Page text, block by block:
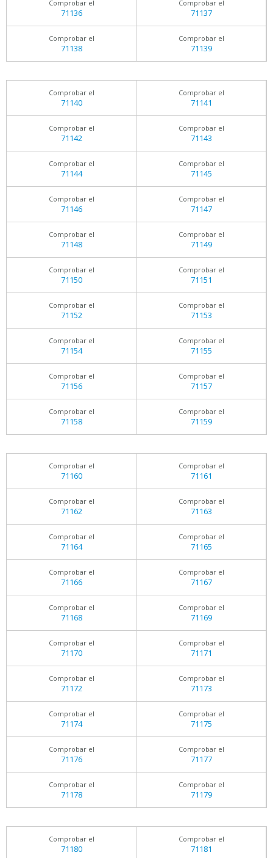
Comprobar el
71136
Comprobar el
71137
Comprobar el
71138
Comprobar el
71139
Comprobar el
71140
Comprobar el
71141
Comprobar el
71142
Comprobar el
71143
Comprobar el
71144
Comprobar el
71145
Comprobar el
71146
Comprobar el
71147
Comprobar el
71148
Comprobar el
71149
Comprobar el
71150
Comprobar el
71151
Comprobar el
71152
Comprobar el
71153
Comprobar el
71154
Comprobar el
71155
Comprobar el
71156
Comprobar el
71157
Comprobar el
71158
Comprobar el
71159
Comprobar el
71160
Comprobar el
71161
Comprobar el
71162
Comprobar el
71163
Comprobar el
71164
Comprobar el
71165
Comprobar el
71166
Comprobar el
71167
Comprobar el
71168
Comprobar el
71169
Comprobar el
71170
Comprobar el
71171
Comprobar el
71172
Comprobar el
71173
Comprobar el
71174
Comprobar el
71175
Comprobar el
71176
Comprobar el
71177
Comprobar el
71178
Comprobar el
71179
Comprobar el
71180
Comprobar el
71181